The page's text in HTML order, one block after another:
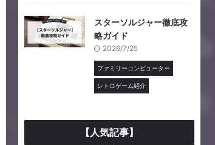
スターソルジャー徹底攻
略ガイド
2026/7/25
ファミリーコンピューター
レトロゲーム紹介
【人気記事】